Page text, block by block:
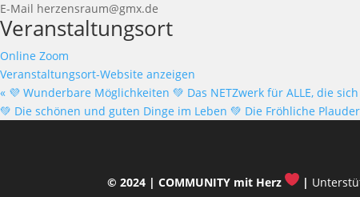
E-Mail herzensraum@gmx.de
Veranstaltungsort
Online Zoom
Veranstaltungsort-Website anzeigen
« 💜 Wunderbare Möglichkeiten 💚 Das NETZwerk für ALLE, die
💚 Die schönen und guten Dinge im Leben 💚 Die Fröhliche
© 2024 |COMMUNITY mit Herz |